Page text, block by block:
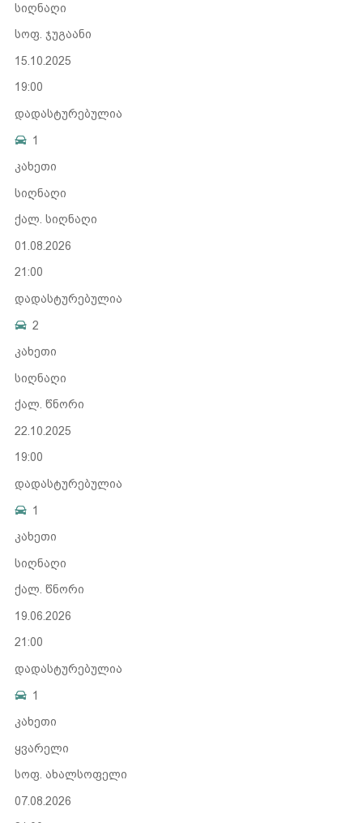
სიღნაღი
სოფ. ჯუგაანი
15.10.2025
19:00
დადასტურებულია
1
კახეთი
სიღნაღი
ქალ. სიღნაღი
01.08.2026
21:00
დადასტურებულია
2
კახეთი
სიღნაღი
ქალ. წნორი
22.10.2025
19:00
დადასტურებულია
1
კახეთი
სიღნაღი
ქალ. წნორი
19.06.2026
21:00
დადასტურებულია
1
კახეთი
ყვარელი
სოფ. ახალსოფელი
07.08.2026